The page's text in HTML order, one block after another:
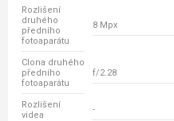
Rozlišení
druhého
předního
fotoaparátu
8 Mpx
Clona druhého
předního
fotoaparátu
f/2.28
Rozlišení
videa
-